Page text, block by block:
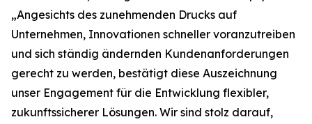
„Angesichts des zunehmenden Drucks auf
Unternehmen, Innovationen schneller voranzutreiben
und sich ständig ändernden Kundenanforderungen
gerecht zu werden, bestätigt diese Auszeichnung
unser Engagement für die Entwicklung flexibler,
zukunftssicherer Lösungen. Wir sind stolz darauf,